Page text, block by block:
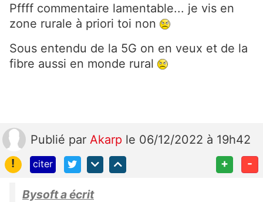
Pffff commentaire lamentable... je vis en
zone rurale à priori toi non
Sous entendu de la 5G on en veux et de la
fibre aussi en monde rural
Publié par Akarp le 06/12/2022 à 19h42
!
citer + -
Bysoft a écrit